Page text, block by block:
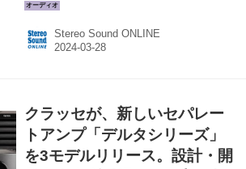
される。 Delta PRE Mk IIは、プリアンプとD/A
信号経路を分離、短縮、シンプル化し、リスニ
ング体験を向上させるモデルだ。5バンドのパラ
USB Type-B経由で最大768kHz/32ビットのリニ
アPCM、DSD512を含む、あらゆるエンタテイ
ンメントの再...
Stereo Sound ONLINE
クラッセが、新しいセパレー
トアンプ「デルタシリーズ」
を3モデルリリース。設計・開